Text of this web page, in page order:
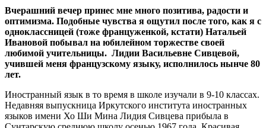
Вчерашний вечер принес мне много позитива, радости и
оптимизма. Подобные чувства я ощутил после того, как я с
одноклассницей (тоже француженкой, кстати) Натальей
Ивановой побывал на юбилейном торжестве своей
любимой учительницы. Лидии Васильевне Сивцевой,
учившей меня французскому языку, исполнилось нынче 80
лет.
Иностранный язык в то время в школе изучали в 9-10 классах.
Недавняя выпускница Иркутского института иностранных
языков имени Хо Ши Мина Лидия Сивцева прибыла в